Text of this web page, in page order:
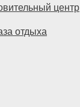
центр
отдыха